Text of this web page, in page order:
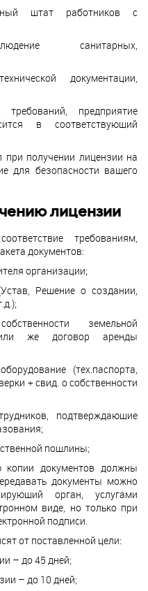
штат работников с
санитарных,
документации,
предприятие
в соответствующий
получении лицензии на
для безопасности вашего
лицензии
требованиям,
документов:
организации;
Решение о создании,
земельной
же договор аренды
(тех.паспорта,
+ свид. о собственности
подтверждающие
пошлины;
документов должны
документы можно
орган, услугами
виде, но только при
подписи.
от поставленной цели:
– до 45 дней;
– до 10 дней;